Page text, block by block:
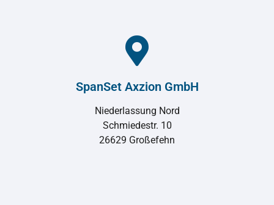
SpanSet Axzion GmbH
Niederlassung Nord
Schmiedestr. 10
26629 Großefehn